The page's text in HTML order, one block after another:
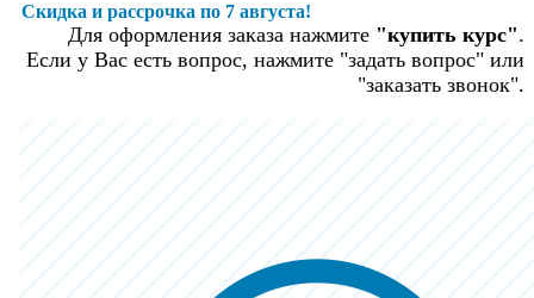
Скидка и рассрочка по 7 августа!
Для оформления заказа нажмите "купить курс".
Если у Вас есть вопрос, нажмите "задать вопрос" или
"заказать звонок".